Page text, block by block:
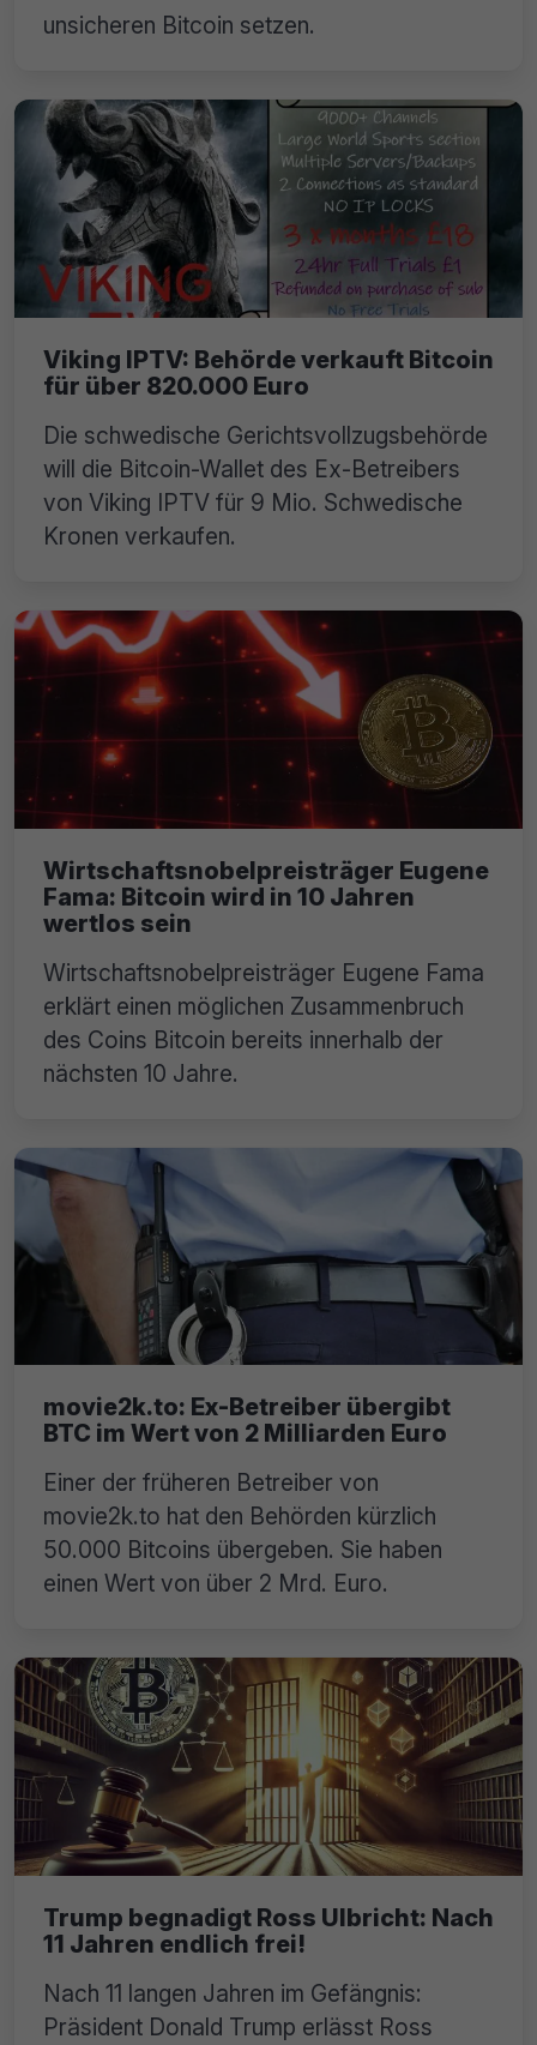
unsicheren Bitcoin setzen.
Viking IPTV: Behörde verkauft Bitcoin
für über 820.000 Euro
Die schwedische Gerichtsvollzugsbehörde
will die Bitcoin-Wallet des Ex-Betreibers
von Viking IPTV für 9 Mio. Schwedische
Kronen verkaufen.
Wirtschaftsnobelpreisträger Eugene
Fama: Bitcoin wird in 10 Jahren
wertlos sein
Wirtschaftsnobelpreisträger Eugene Fama
erklärt einen möglichen Zusammenbruch
des Coins Bitcoin bereits innerhalb der
nächsten 10 Jahre.
movie2k.to: Ex-Betreiber übergibt
BTC im Wert von 2 Milliarden Euro
Einer der früheren Betreiber von
movie2k.to hat den Behörden kürzlich
50.000 Bitcoins übergeben. Sie haben
einen Wert von über 2 Mrd. Euro.
Trump begnadigt Ross Ulbricht: Nach
11 Jahren endlich frei!
Nach 11 langen Jahren im Gefängnis:
Präsident Donald Trump erlässt Ross